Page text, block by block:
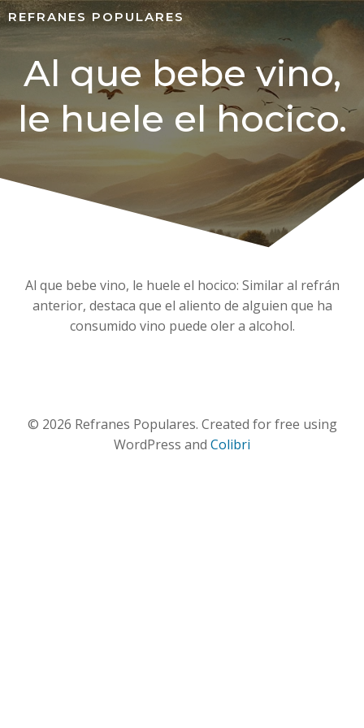
REFRANES POPULARES
Al que bebe vino,
le huele el hocico.
Al que bebe vino, le huele el hocico: Similar al refrán
anterior, destaca que el aliento de alguien que ha
consumido vino puede oler a alcohol.
© 2026 Refranes Populares. Created for free using
WordPress and Colibri